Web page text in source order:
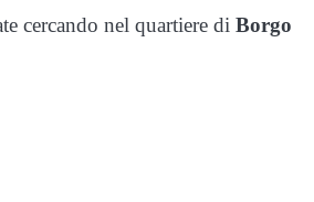
cercando nel quartiere di Borgo